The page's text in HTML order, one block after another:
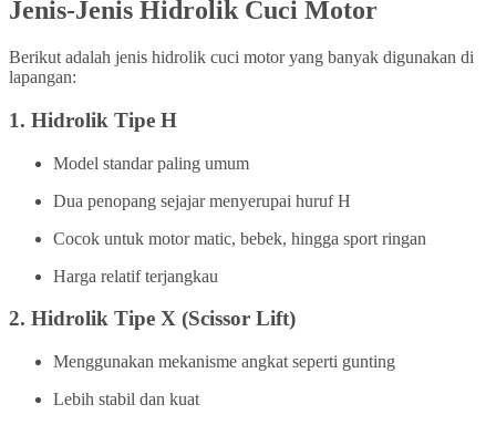
Jenis-Jenis Hidrolik Cuci Motor
Berikut adalah jenis hidrolik cuci motor yang banyak digunakan di
lapangan:
1. Hidrolik Tipe H
Model standar paling umum
Dua penopang sejajar menyerupai huruf H
Cocok untuk motor matic, bebek, hingga sport ringan
Harga relatif terjangkau
2. Hidrolik Tipe X (Scissor Lift)
Menggunakan mekanisme angkat seperti gunting
Lebih stabil dan kuat